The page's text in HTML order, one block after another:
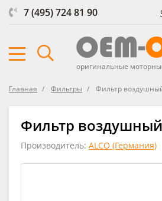
7 (495) 724 81 90
оригинальные
Главная Фильтры Фильтр
Фильтр воздушный
Производитель: ALCO (Германия)